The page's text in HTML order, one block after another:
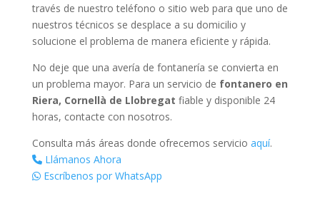
través de nuestro teléfono o sitio web para que uno de
nuestros técnicos se desplace a su domicilio y
solucione el problema de manera eficiente y rápida.
No deje que una avería de fontanería se convierta en
un problema mayor. Para un servicio de fontanero en
Riera, Cornellà de Llobregat fiable y disponible 24
horas, contacte con nosotros.
Consulta más áreas donde ofrecemos servicio aquí.
Llámanos Ahora
Escríbenos por WhatsApp